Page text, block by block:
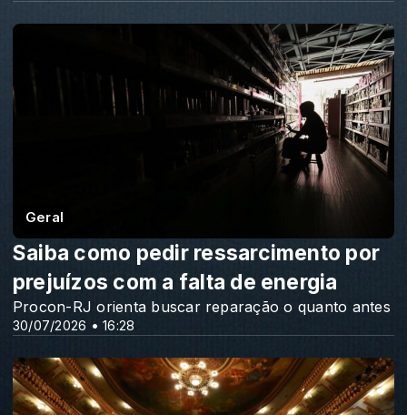
Geral
30/07/2026 • 16:28
Saiba como pedir ressarcimento por
prejuízos com a falta de energia
Procon-RJ orienta buscar reparação o quanto antes